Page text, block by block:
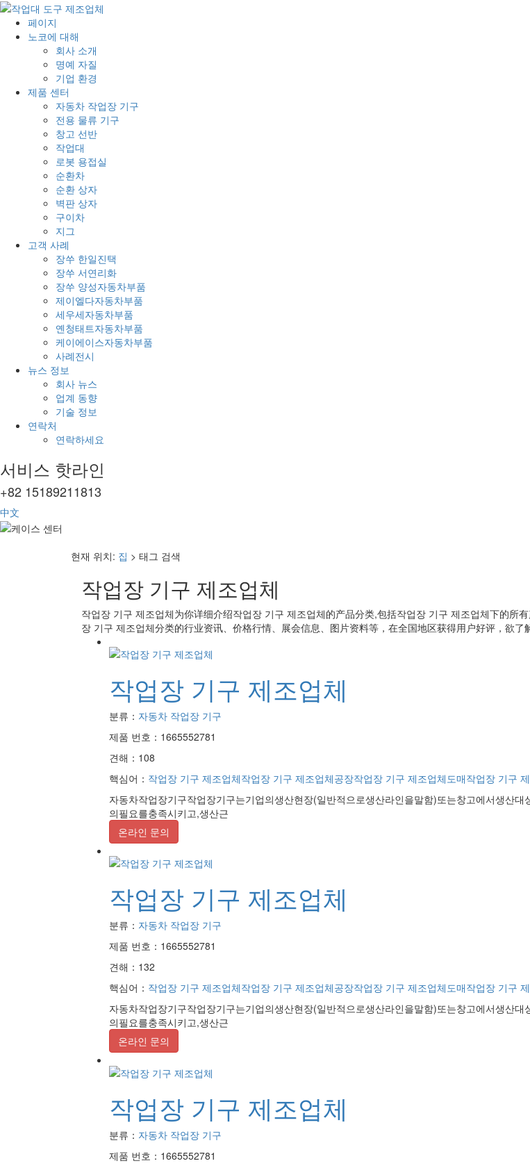
페이지
노코에 대해
회사 소개
명예 자질
기업 환경
제품 센터
자동차 작업장 기구
전용 물류 기구
창고 선반
작업대
로봇 용접실
순환차
순환 상자
벽판 상자
구이차
지그
고객 사례
장쑤 한일진택
장쑤 서연리화
장쑤 양성자동차부품
제이엘다자동차부품
세우세자동차부품
옌청태트자동차부품
케이에이스자동차부품
사례전시
뉴스 정보
회사 뉴스
업계 동향
기술 정보
연락처
연락하세요
서비스 핫라인
+82 15189211813
中文
현재 위치: 집 > 태그 검색
작업장 기구 제조업체
작업장 기구 제조업체为你详细介绍작업장 기구 제조업체的产品分类,包括작업장 기구 제조업체下的所
장 기구 제조업체分类的行业资讯、价格行情、展会信息、图片资料等，在全国地区获得用户好评，欲了
작업장 기구 제조업체
분류： 자동차 작업장 기구
제품 번호：1665552781
견해：108
핵심어： 작업장 기구 제조업체작업장 기구 제조업체공장작업장 기구 제조업체도매작업장 기구
자동차작업장기구작업장기구는기업의생산현장(일반적으로생산라인을말함)또는창고에서생산
의필요를충족시키고,생산근
온라인 문의
작업장 기구 제조업체
분류： 자동차 작업장 기구
제품 번호：1665552781
견해：132
핵심어： 작업장 기구 제조업체작업장 기구 제조업체공장작업장 기구 제조업체도매작업장 기구
자동차작업장기구작업장기구는기업의생산현장(일반적으로생산라인을말함)또는창고에서생산
의필요를충족시키고,생산근
온라인 문의
작업장 기구 제조업체
분류： 자동차 작업장 기구
제품 번호：1665552781